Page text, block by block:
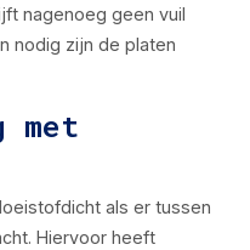
nagenoeg geen vuil
nodig zijn de platen
met
als er tussen
Hiervoor heeft